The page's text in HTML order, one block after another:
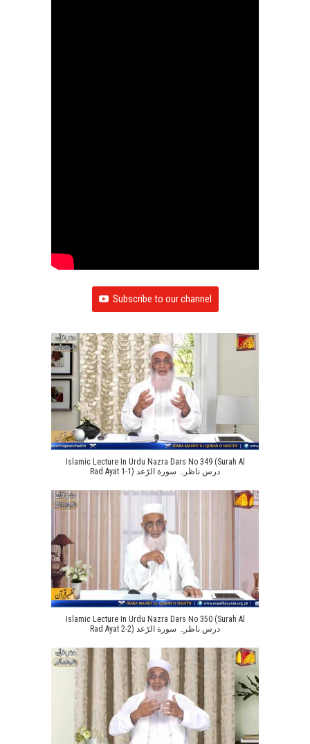
Subscribe to our channel
Islamic Lecture In Urdu Nazra Dars No 349 (Surah Al
Rad Ayat 1-1) درس ناظرہ سورة الرّعد
Islamic Lecture In Urdu Nazra Dars No 350 (Surah Al
Rad Ayat 2-2) درس ناظرہ سورة الرّعد